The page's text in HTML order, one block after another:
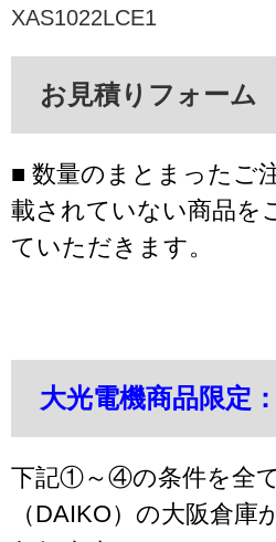
XAS1022LCE1
お見積りフォーム
■ 数量のまとまったご
載されていない商品を
ていただきます。
大光電機商品限定
下記①～④の条件を全
（DAIKO）の大阪倉